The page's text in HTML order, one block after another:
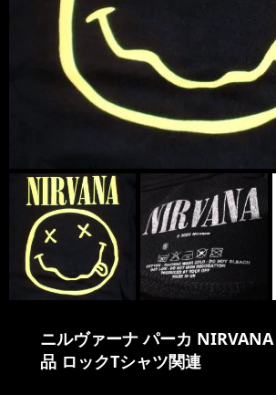
ニルヴァーナ パーカ
品 ロックTシャツ関連